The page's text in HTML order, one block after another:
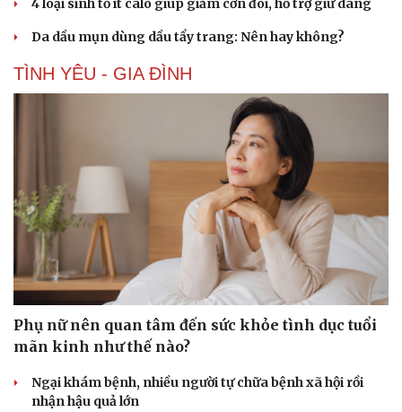
4 loại sinh tố ít calo giúp giảm cơn đói, hỗ trợ giữ dáng
Da dầu mụn dùng dầu tẩy trang: Nên hay không?
TÌNH YÊU - GIA ĐÌNH
Phụ nữ nên quan tâm đến sức khỏe tình dục tuổi
mãn kinh như thế nào?
Ngại khám bệnh, nhiều người tự chữa bệnh xã hội rồi
nhận hậu quả lớn